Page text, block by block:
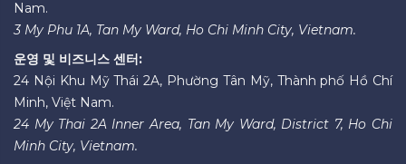
Nam.
3 My Phu 1A, Tan My Ward, Ho Chi Minh City, Vietnam.
운영 및 비즈니스 센터:
24 Nội Khu Mỹ Thái 2A, Phường Tân Mỹ, Thành phố Hồ Chí
Minh, Việt Nam.
24 My Thai 2A Inner Area, Tan My Ward, District 7, Ho Chi
Minh City, Vietnam.